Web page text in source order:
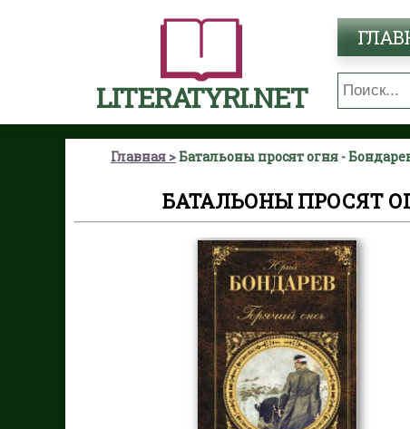
LITERATYRI.NET
Главная Батальоны просят огня -
БАТАЛЬОНЫ ПРОСЯТ